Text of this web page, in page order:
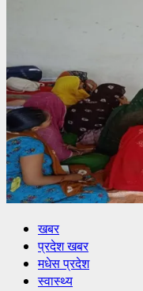
खबर
प्रदेश खबर
मधेस प्रदेश
स्वास्थ्य